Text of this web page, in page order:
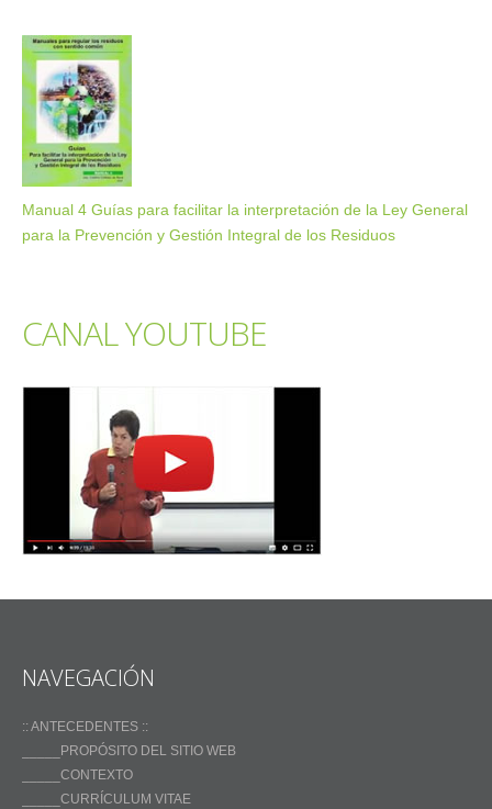
Manual 4 Guías para facilitar la interpretación de la Ley General
para la Prevención y Gestión Integral de los Residuos
CANAL YOUTUBE
NAVEGACIÓN
:: ANTECEDENTES ::
_____PROPÓSITO DEL SITIO WEB
_____CONTEXTO
_____CURRÍCULUM VITAE